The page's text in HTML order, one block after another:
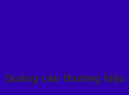
Quảng cáo thương hiệu